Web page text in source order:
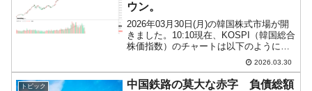
ウン。
2026年03月30日(月)の韓国株式市場が開
きました。10:10現在、KOSPI（韓国総合
株価指数）のチャートは以下のようにな
『Investing.com』より引用）。ギャップ
ダウンして始まりました。KOSPIは「5...
2026.03.30
トピック
中国鉄路の莫大な赤字 負債総額